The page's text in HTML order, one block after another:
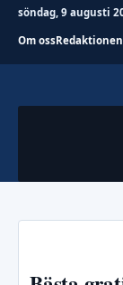
söndag, 9 augusti
Om ossRedaktionen